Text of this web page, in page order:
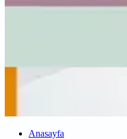
Anasayfa